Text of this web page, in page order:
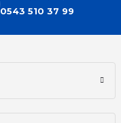
0543 510 37 99